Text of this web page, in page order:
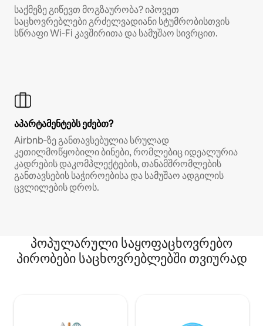
საქმეზე გიწევთ მოგზაურობა? იპოვეთ
საცხოვრებლები გრძელვადიანი სტუმრობისთვის
სწრაფი Wi‑Fi კავშირითა და სამუშაო სივრცით.
აპარტამენტებს ეძებთ?
Airbnb‑ზე განთავსებულია სრულად
კეთილმოწყობილი ბინები, რომლებიც იდეალურია
კადრების დაკომპლექტების, თანამშრომლების
განთავსების საჭიროებისა და სამუშაო ადგილის
ცვლილების დროს.
პოპულარული საყოფაცხოვრებო
პირობები საცხოვრებლებში თვიურად